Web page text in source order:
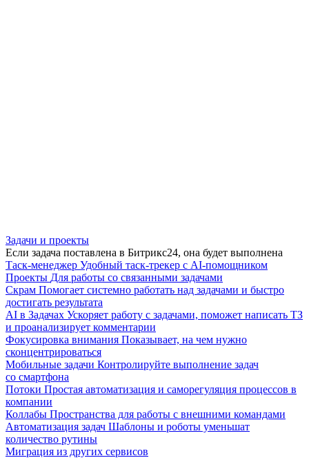
Задачи и проекты
Если задача поставлена в Битрикс24, она будет выполнена
Таск-менеджер Удобный таск-трекер с AI-помощником
Проекты Для работы со связанными задачами
Скрам Помогает системно работать над задачами и быстро
достигать результата
AI в Задачах Ускоряет работу с задачами, поможет написать ТЗ
и проанализирует комментарии
Фокусировка внимания Показывает, на чем нужно
сконцентрироваться
Мобильные задачи Контролируйте выполнение задач
со смартфона
Потоки Простая автоматизация и саморегуляция процессов в
компании
Коллабы Пространства для работы с внешними командами
Автоматизация задач Шаблоны и роботы уменьшат
количество рутины
Миграция из других сервисов